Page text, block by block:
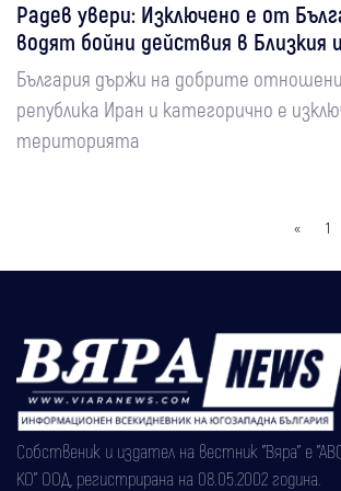
Радев увери: Изключено е от
водят бойни действия в Близкия
България държи на добрите
република Иран и категорично е
територията
« 1
Собственик и издател на вестник "Вяра" е
КО" ООД, регистрирана на 08.05.2002 година.